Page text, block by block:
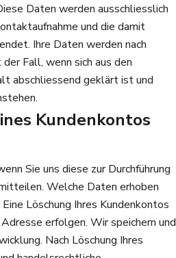
Daten werden ausschliesslich
und die damit
Ihre Daten werden nach
Fall, wenn sich aus den
abschliessend geklärt ist und
Kundenkontos
Sie uns diese zur Durchführung
Welche Daten erhoben
Löschung Ihres Kundenkontos
erfolgen. Wir speichern und
Nach Löschung Ihres